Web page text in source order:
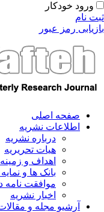
ورود خودکار
نام
رمز عبور
صفحه اصلی
اطلاعات نشریه
درباره نشریه
هیات تحریریه
اهداف و زمینه‌ها
بانک ها و نمایه
موافقت نامه
اخبار نشریه
آرشیو مجله و مقالات